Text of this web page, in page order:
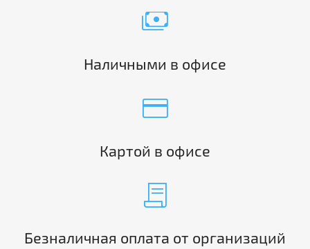
payments
Наличными в офисе
credit_card
Картой в офисе
contract
Безналичная оплата от организаций